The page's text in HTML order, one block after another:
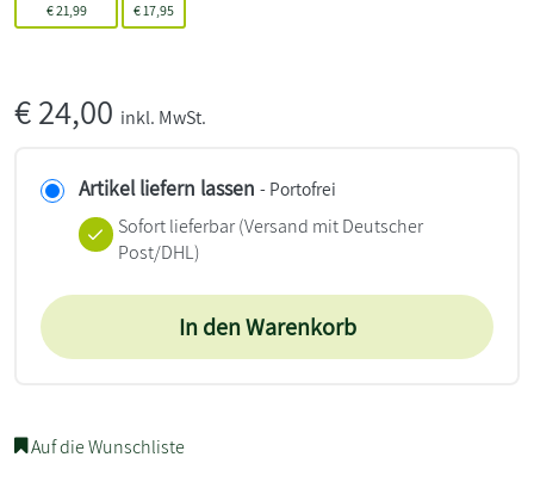
€21,99
€17,95
€24,00 inkl. MwSt.
Artikel liefern lassen - Portofrei
Sofort lieferbar(Versand mit Deutscher
Post/DHL)
In den Warenkorb
Auf die Wunschliste